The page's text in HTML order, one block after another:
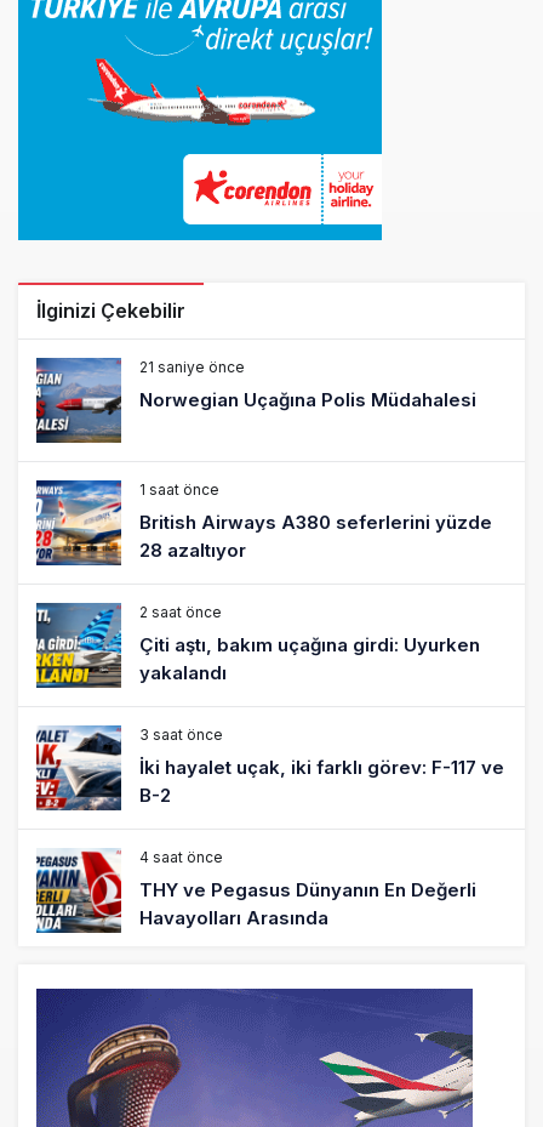
İlginizi Çekebilir
21 saniye önce
Norwegian Uçağına Polis Müdahalesi
1 saat önce
British Airways A380 seferlerini yüzde
28 azaltıyor
2 saat önce
Çiti aştı, bakım uçağına girdi: Uyurken
yakalandı
3 saat önce
İki hayalet uçak, iki farklı görev: F-117 ve
B-2
4 saat önce
THY ve Pegasus Dünyanın En Değerli
Havayolları Arasında
Fly Baghdad ABD yaptırım listesinden
çıkarıldı
6 saat önce